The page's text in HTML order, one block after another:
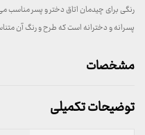
رنگی برای چیدمان اتاق دختر و پسر
پسرانه و دخترانه است که طرح و رنگ آن
مشخصات
توضیحات تکمیلی